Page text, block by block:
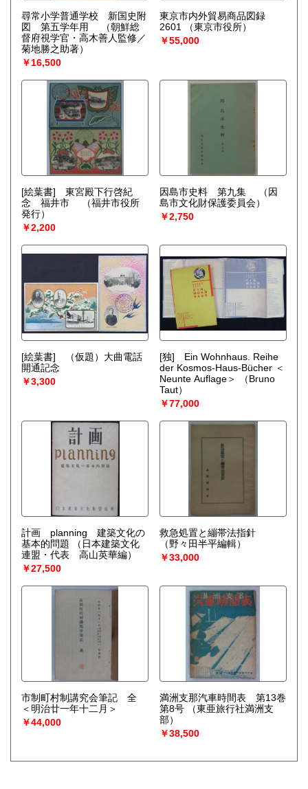
尋常小学普通学校 新国史附
図 第五学年用
（朝鮮総
督府視学官・高木善人監修／
菊地勝之助著）
￥16,500
東京市内外貿易商品図録
2601
（東京市役所）
￥55,000
[絵葉書] 東宮殿下行啓紀
念 福井市
（福井市役所
発行）
￥2,200
因島市史料 第九集
（因
島市文化財保護委員会）
￥2,750
[絵葉書] （仮題）大曲電話
開通記念
￥3,300
[独] Ein Wohnhaus. Reihe
der Kosmos-Haus-Bücher ＜
Neunte Auflage＞
（Bruno
Taut）
￥77,000
計画 planning 建築文化の
基本的問題
（日本建築文化
連盟・代表 高山英華編）
￥27,500
救急処置と繃帯法指針
（野々田半平編輯）
￥33,000
市制町村制講究会筆記 全
＜明治廿一年十二月＞
￥44,000
満洲支那汽車時間表 第13巻
第8号
（東亜旅行社満洲支
部）
￥38,500